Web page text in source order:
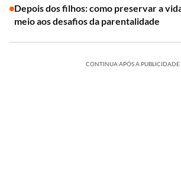
Depois dos filhos: como preservar a
meio aos desafios da parentalidade
CONTINUA APÓS A PUBLICIDADE